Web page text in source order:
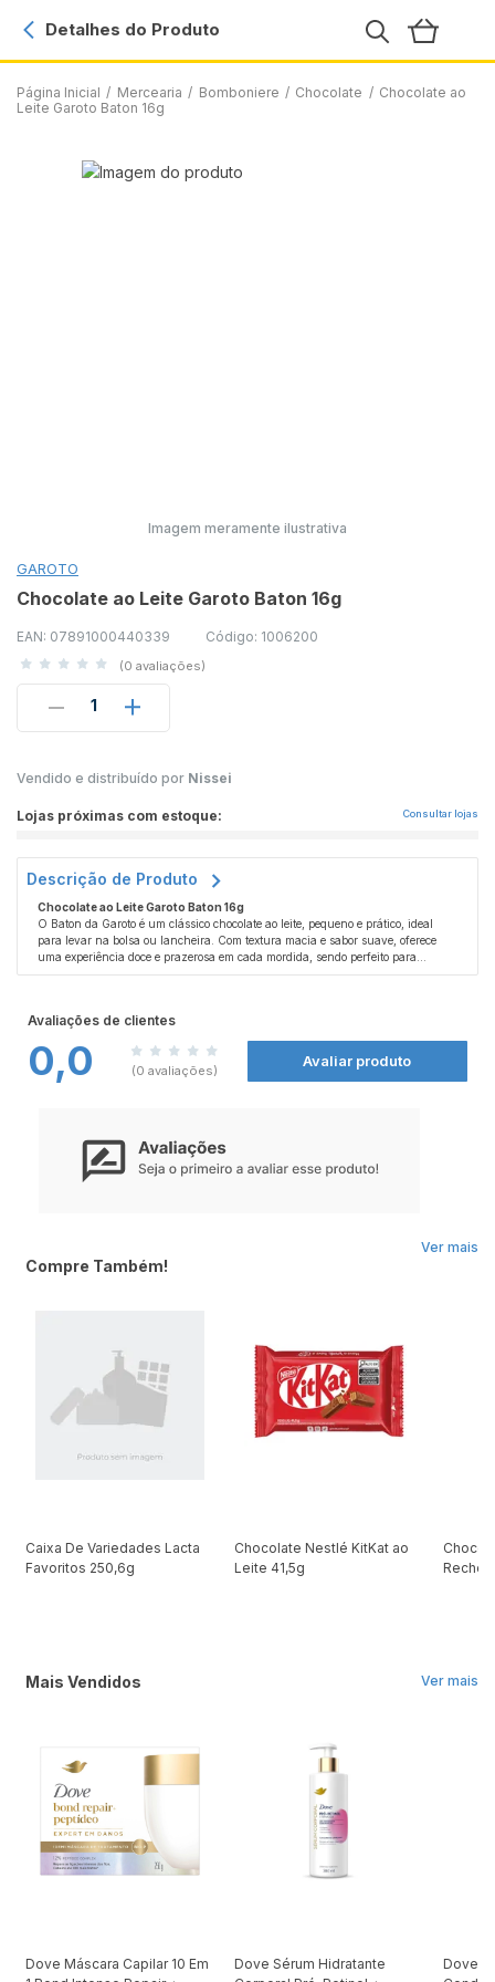
Página Inicial / Mercearia / Bomboniere / Chocolate / Chocolate ao
Leite Garoto Baton 16g
Detalhes do Produto
Imagem meramente ilustrativa
GAROTO
Chocolate ao Leite Garoto Baton 16g
EAN: 07891000440339 Código: 1006200
(0 avaliações)
1
Vendido e distribuído por Nissei
Lojas próximas com estoque: Consultar lojas
Descrição de Produto
Chocolate ao Leite Garoto Baton 16g
O Baton da Garoto é um clássico chocolate ao leite, pequeno e prático, ideal
para levar na bolsa ou lancheira. Com textura macia e sabor suave, oferece
uma experiência doce e prazerosa em cada mordida, sendo perfeito para
momentos de indulgência rápida.
Avaliações de clientes
0,0 (0 avaliações)
Avaliar produto
Ver mais
Compre Também!
Caixa De Variedades Lacta
Favoritos 250,6g
Chocolate Nestlé KitKat ao
Leite 41,5g
Ver mais
Mais Vendidos
Dove Máscara Capilar 10 Em
Dove Sérum Hidratante
Dove